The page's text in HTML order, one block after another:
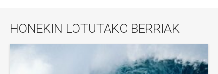
HONEKIN LOTUTAKO BERRIAK